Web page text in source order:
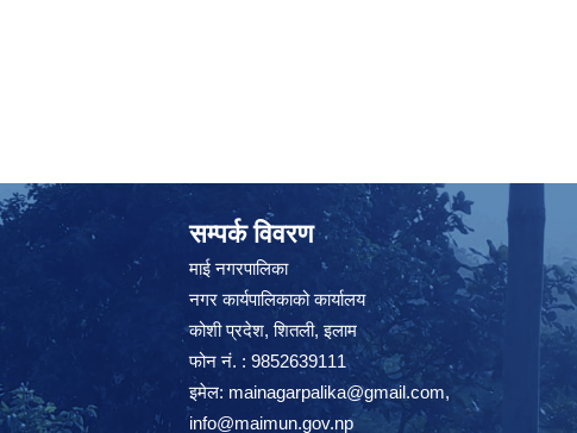
सम्पर्क विवरण
माई नगरपालिका
नगर कार्यपालिकाको कार्यालय
कोशी प्रदेश, शितली, इलाम
फोन नं. : 9852639111
इमेल: mainagarpalika@gmail.com,
info@maimun.gov.np